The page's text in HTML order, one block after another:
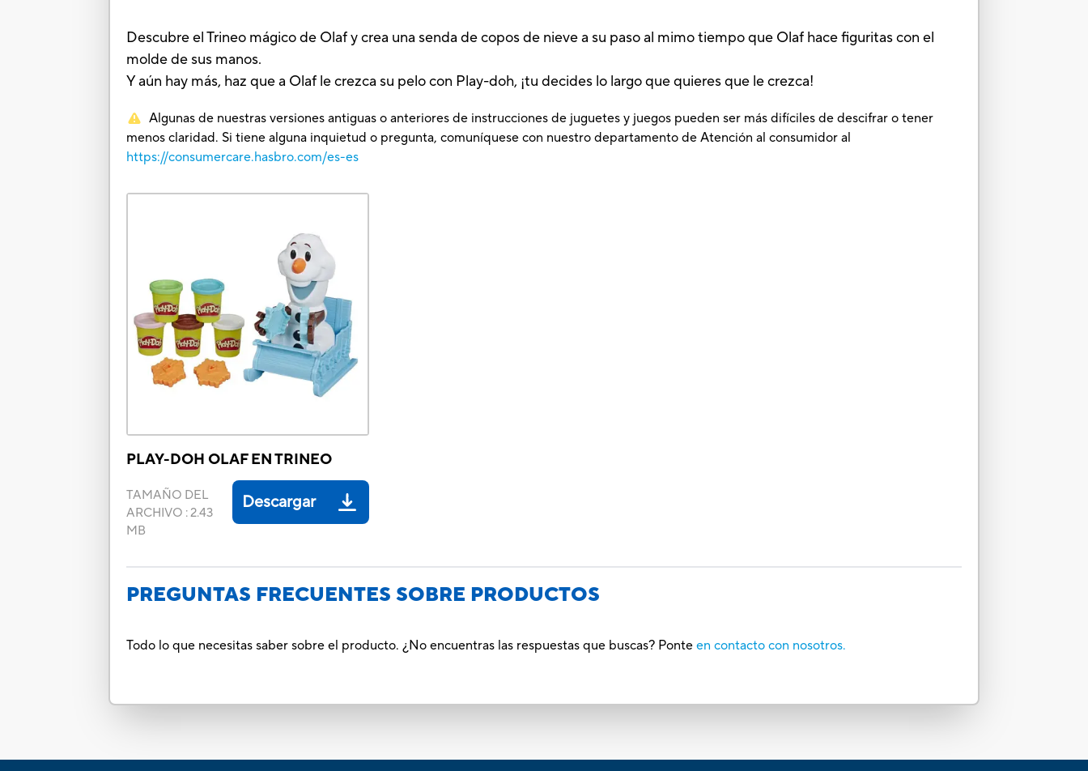
Descubre el Trineo mágico de Olaf y crea una senda de copos de nieve a su paso al mimo tiempo que Olaf hace figuritas con el
molde de sus manos.
Y aún hay más, haz que a Olaf le crezca su pelo con Play-doh, ¡tu decides lo largo que quieres que le crezca!
Algunas de nuestras versiones antiguas o anteriores de instrucciones de juguetes y juegos pueden ser más difíciles de descifrar o tener
menos claridad. Si tiene alguna inquietud o pregunta, comuníquese con nuestro departamento de Atención al consumidor al
https://consumercare.hasbro.com/es-es
PLAY-DOH OLAF EN TRINEO
TAMAÑO DEL
ARCHIVO :2.43
MB
Descargar
PREGUNTAS FRECUENTES SOBRE PRODUCTOS
Todo lo que necesitas saber sobre el producto. ¿No encuentras las respuestas que buscas? Ponteen contacto con nosotros.